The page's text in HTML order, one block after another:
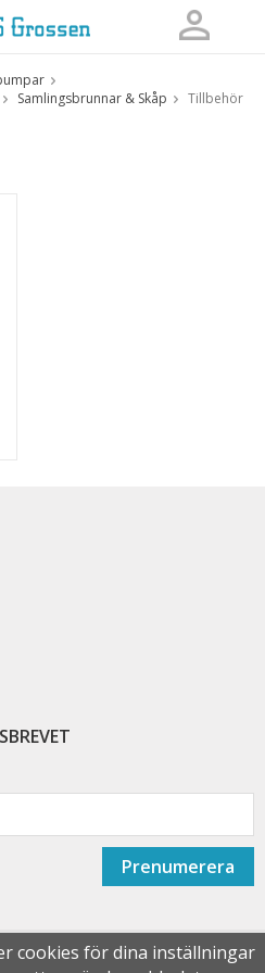
tillagd i varukorgen
Samlingsbrunnar & Skåp Tillbehör
Prenumerera
cookies för dina inställningar